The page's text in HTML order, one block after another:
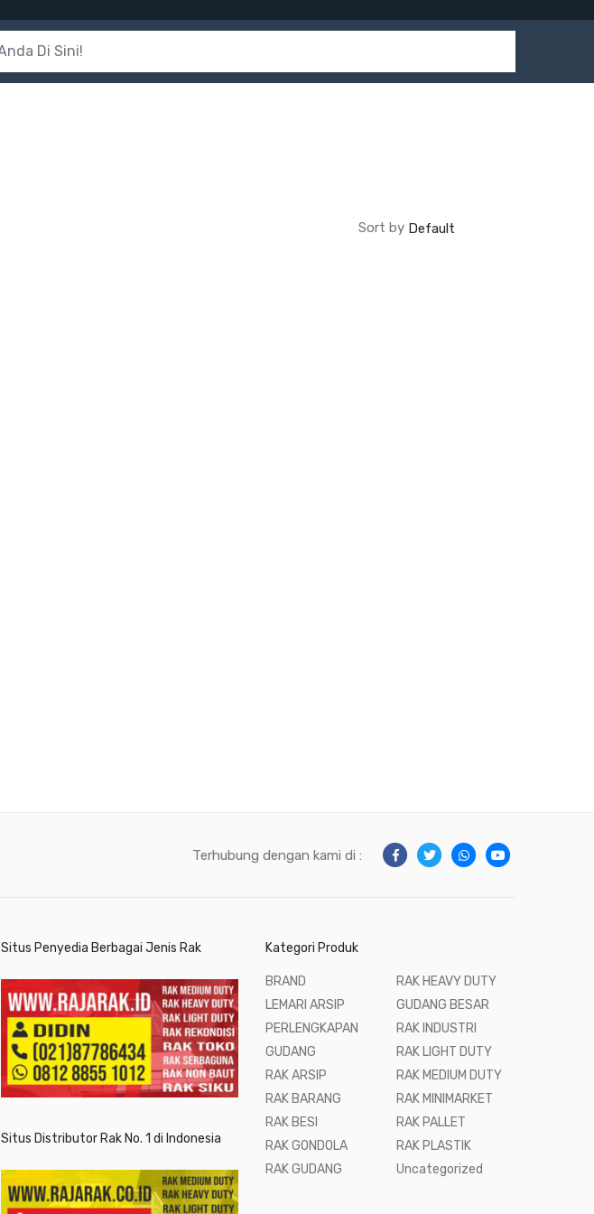
Sort by
Terhubung dengan kami di :
Situs Penyedia Berbagai Jenis Rak
Situs Distributor Rak No. 1 di Indonesia
Kategori Produk
BRAND
LEMARI ARSIP
PERLENGKAPAN
GUDANG
RAK ARSIP
RAK BARANG
RAK BESI
RAK GONDOLA
RAK GUDANG
RAK HEAVY DUTY
GUDANG BESAR
RAK INDUSTRI
RAK LIGHT DUTY
RAK MEDIUM DUTY
RAK MINIMARKET
RAK PALLET
RAK PLASTIK
Uncategorized